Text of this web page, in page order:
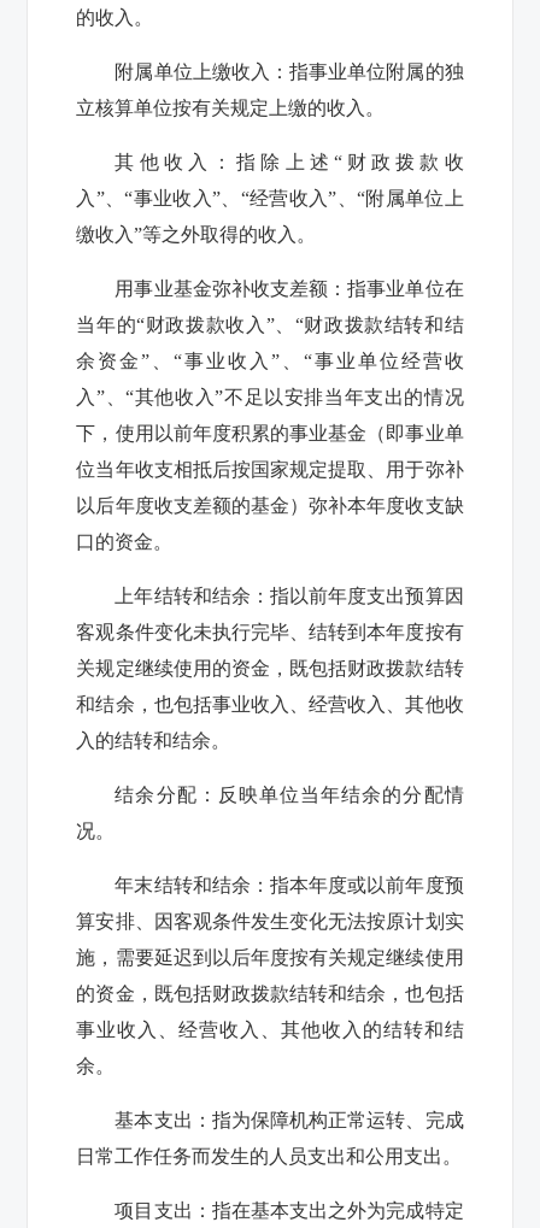
的收入。
附属单位上缴收入：指事业单位附属的独
立核算单位按有关规定上缴的收入。
其他收入：指除上述“财政拨款收
入”、“事业收入”、“经营收入”、“附属单位上
缴收入”等之外取得的收入。
用事业基金弥补收支差额：指事业单位在
当年的“财政拨款收入”、“财政拨款结转和结
余资金”、“事业收入”、“事业单位经营收
入”、“其他收入”不足以安排当年支出的情况
下，使用以前年度积累的事业基金（即事业单
位当年收支相抵后按国家规定提取、用于弥补
以后年度收支差额的基金）弥补本年度收支缺
口的资金。
上年结转和结余：指以前年度支出预算因
客观条件变化未执行完毕、结转到本年度按有
关规定继续使用的资金，既包括财政拨款结转
和结余，也包括事业收入、经营收入、其他收
入的结转和结余。
结余分配：反映单位当年结余的分配情
况。
年末结转和结余：指本年度或以前年度预
算安排、因客观条件发生变化无法按原计划实
施，需要延迟到以后年度按有关规定继续使用
的资金，既包括财政拨款结转和结余，也包括
事业收入、经营收入、其他收入的结转和结
余。
基本支出：指为保障机构正常运转、完成
日常工作任务而发生的人员支出和公用支出。
项目支出：指在基本支出之外为完成特定